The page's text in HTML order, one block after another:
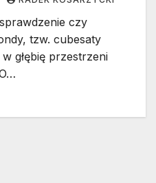
czy
tzw. cubesaty
głębię przestrzeni